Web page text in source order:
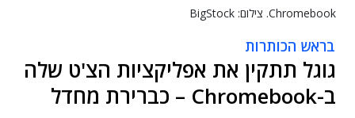
Chromebook. צילום: BigStock
בראש הכותרות
גוגל תתקין את אפליקציות הצ'ט שלה
ב-Chromebook – כברירת מחדל